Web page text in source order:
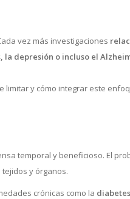
vez más investigaciones
la depresión o incluso el
y cómo integrar este
temporal y beneficioso. El
y órganos.
crónicas como la